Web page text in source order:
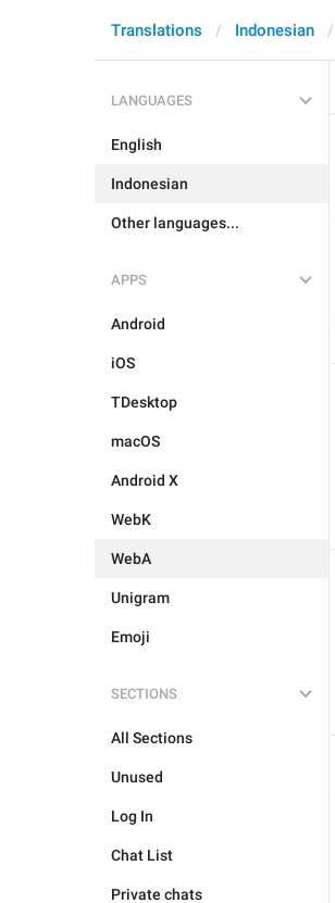
Translations Indonesian
LANGUAGES
English
Indonesian
Other languages...
APPS
Android
iOS
TDesktop
macOS
Android X
WebK
WebA
Unigram
Emoji
SECTIONS
All Sections
Unused
Log In
Chat List
Private chats